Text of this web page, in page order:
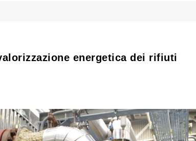
energetica dei rifiuti